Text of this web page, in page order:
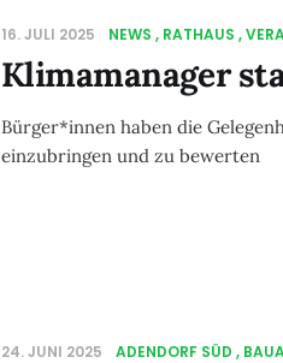
16. JULI 2025 NEWS RATHAUS
Klimamanager
Bürger*innen haben die
einzubringen und zu bewerten
24. JUNI 2025 ADENDORF SÜD